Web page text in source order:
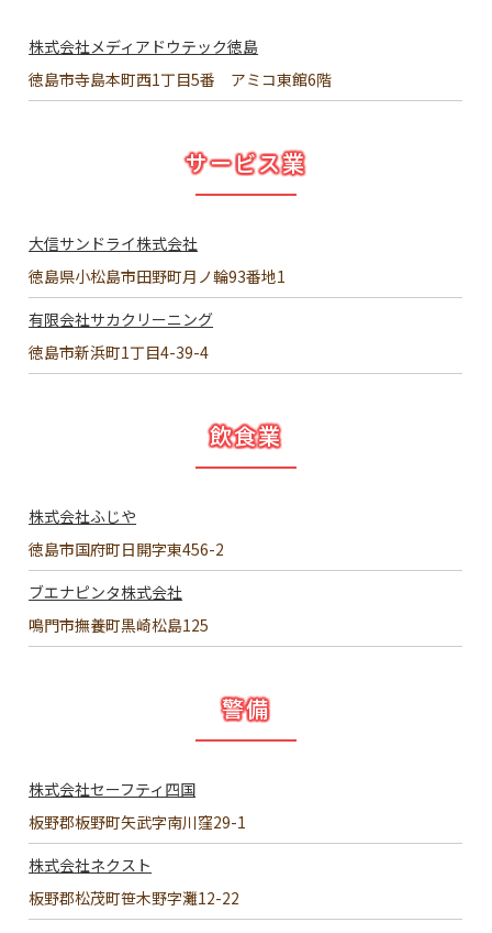
株式会社メディアドウテック徳島
徳島市寺島本町西1丁目5番 アミコ東館6階
サービス業
大信サンドライ株式会社
徳島県小松島市田野町月ノ輪93番地1
有限会社サカクリーニング
徳島市新浜町1丁目4-39-4
飲食業
株式会社ふじや
徳島市国府町日開字東456-2
ブエナピンタ株式会社
鳴門市撫養町黒崎松島125
警備
株式会社セーフティ四国
板野郡板野町矢武字南川窪29-1
株式会社ネクスト
板野郡松茂町笹木野字灘12-22